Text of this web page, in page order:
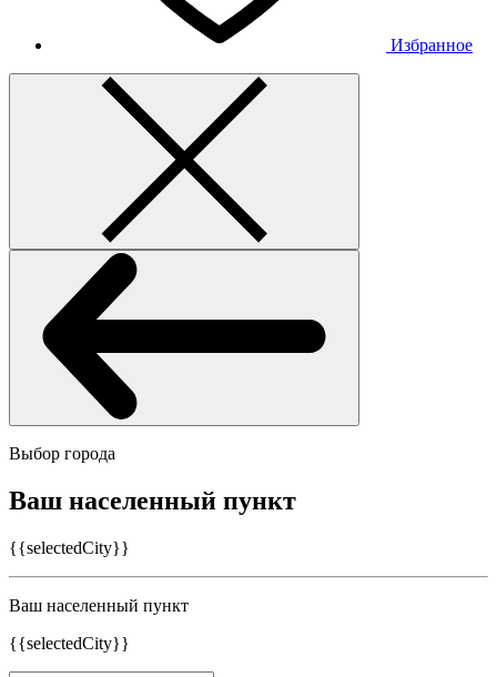
Избранное
Выбор города
Ваш населенный пункт
{{selectedCity}}
Ваш населенный пункт
{{selectedCity}}